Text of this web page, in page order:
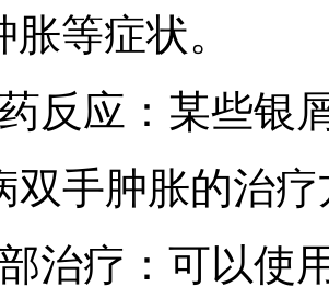
等症状。
药反应：某些
双手肿胀的治
部治疗：可以